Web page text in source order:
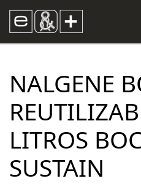
NALGENE
LITROS
SUSTAIN